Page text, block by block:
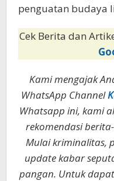
penguatan budaya
Cek Berita dan
Kami mengajak
WhatsApp Channel
Whatsapp ini, kami
rekomendasi
Mulai kriminalitas,
update kabar
pangan. Untuk